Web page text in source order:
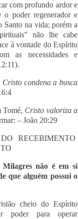
com profundo ardor e
o poder regenerador e
Santo na vida; porém a
não lhe cabe
à vontade do Espírito
as necessidades e
Cristo condena a busca
Tomé, Cristo valoriza a
– João 20:29
RECEBIMENTO
não é em si
que alguém possui o
cheio do Espírito
poder para operar